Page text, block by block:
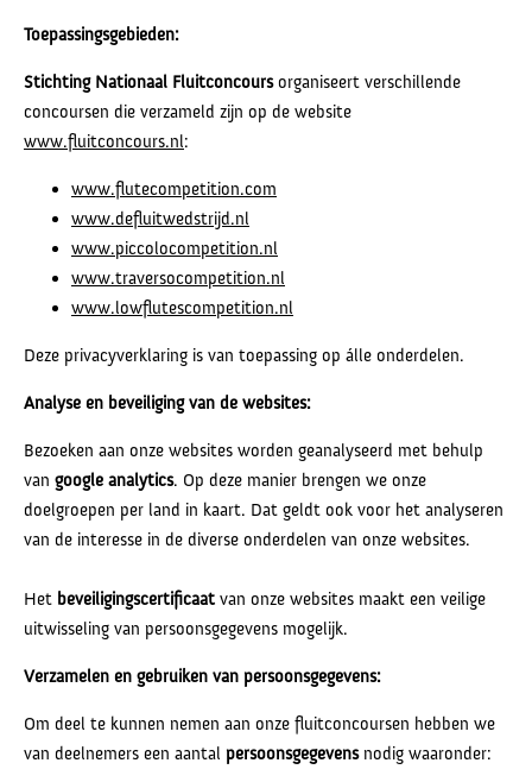
Toepassingsgebieden:
Stichting Nationaal Fluitconcoursorganiseert verschillende
concoursen die verzameld zijn op de website
www.fluitconcours.nl:
www.flutecompetition.com
www.defluitwedstrijd.nl
www.piccolocompetition.nl
www.traversocompetition.nl
www.lowflutescompetition.nl
Deze privacyverklaring is van toepassing op álle onderdelen.
Analyse en beveiliging van de websites:
Bezoeken aan onze websites worden geanalyseerd met behulp
van google analytics. Op deze manier brengen we onze
doelgroepen per land in kaart. Dat geldt ook voor het analyseren
van de interesse in de diverse onderdelen van onze websites.
Het beveiligingscertificaat van onze websites maakt een veilige
uitwisseling van persoonsgegevens mogelijk.
Verzamelen en gebruiken van persoonsgegevens:
Om deel te kunnen nemen aan onze fluitconcoursen hebben we
van deelnemers een aantal persoonsgegevensnodig waaronder: